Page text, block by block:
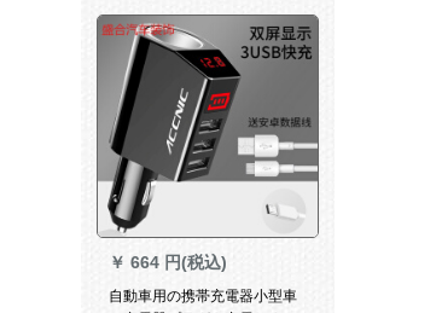
送データ線を検出します。
￥ 664 円(税込)
自動車用の携帯充電器小型車